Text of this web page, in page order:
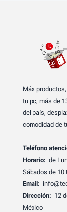
Más
tu pc, más de
del país,
comodidad de
Teléfono
Horario: de
Sábados de
Email:
Dirección: 12
México